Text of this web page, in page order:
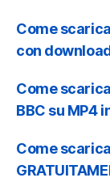
Come
con
Come
BBC su MP4
Come